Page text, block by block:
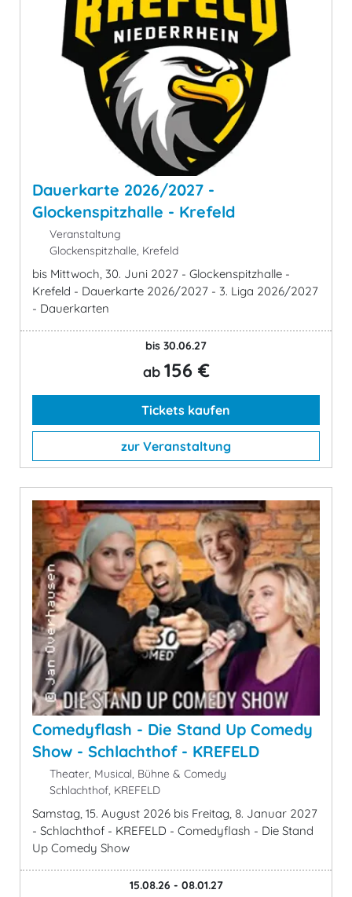
Dauerkarte 2026/2027 -
Glockenspitzhalle - Krefeld
Veranstaltung
Glockenspitzhalle, Krefeld
bis Mittwoch, 30. Juni 2027 - Glockenspitzhalle -
Krefeld - Dauerkarte 2026/2027 - 3. Liga 2026/2027
- Dauerkarten
bis 30.06.27
ab 156 €
Tickets kaufen
zur Veranstaltung
Comedyflash - Die Stand Up Comedy
Show - Schlachthof - KREFELD
Theater, Musical, Bühne & Comedy
Schlachthof, KREFELD
Samstag, 15. August 2026 bis Freitag, 8. Januar 2027
- Schlachthof - KREFELD - Comedyflash - Die Stand
Up Comedy Show
15.08.26 - 08.01.27